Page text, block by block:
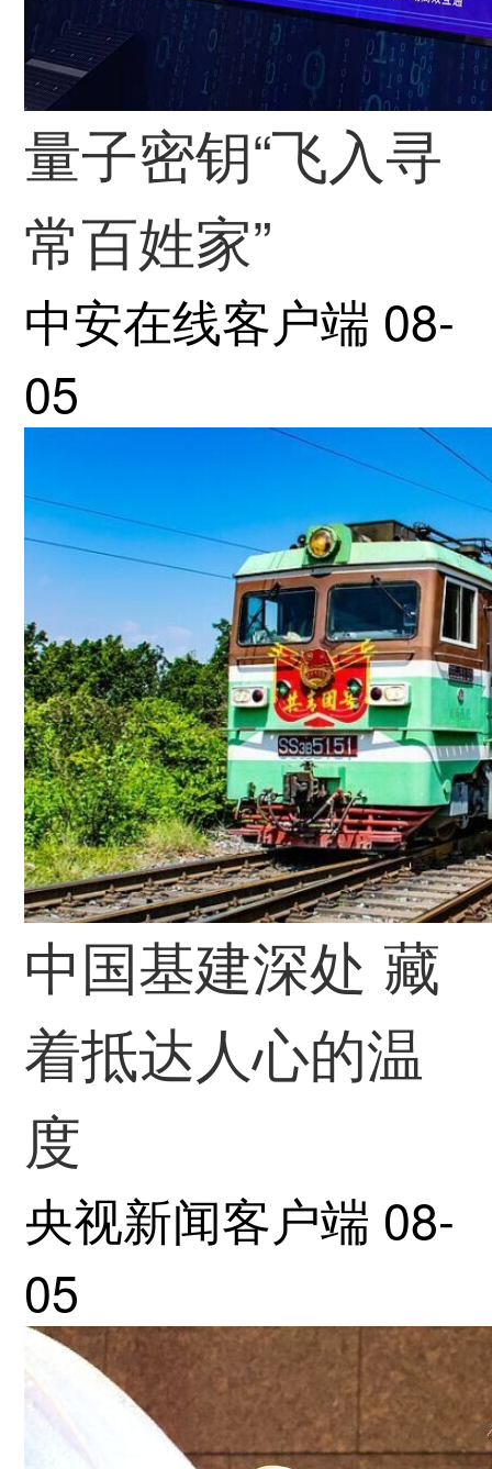
量子密钥“飞入寻
常百姓家”
中安在线客户端 08-
05
中国基建深处 藏
着抵达人心的温
度
央视新闻客户端 08-
05